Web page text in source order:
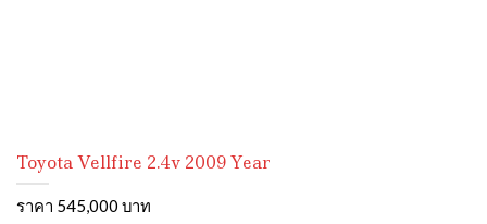
Toyota Vellfire 2.4v 2009 Year
ราคา 545,000 บาท